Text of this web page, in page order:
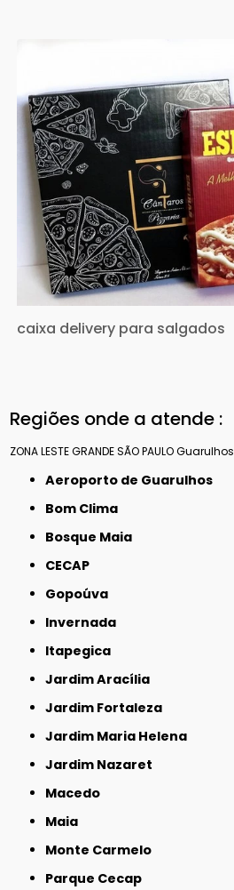
caixa delivery para salgados
Regiões onde a atende :
ZONA LESTEGRANDE SÃO PAULOGuarulhos
Aeroporto de Guarulhos
Bom Clima
Bosque Maia
CECAP
Gopoúva
Invernada
Itapegica
Jardim Aracília
Jardim Fortaleza
Jardim Maria Helena
Jardim Nazaret
Macedo
Maia
Monte Carmelo
Parque Cecap